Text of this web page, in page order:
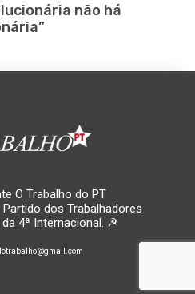
não há
O Trabalho do PT
dos Trabalhadores
4ª Internacional. ☭